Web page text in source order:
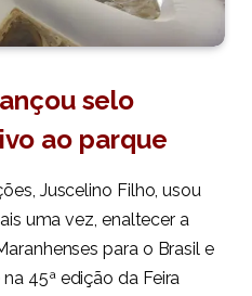
selo
ao parque
Juscelino Filho, usou
uma vez, enaltecer a
para o Brasil e
45ª edição da Feira